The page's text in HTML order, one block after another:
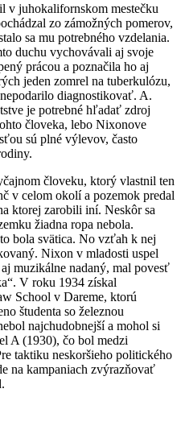
v juhokalifornskom mestečku
zo zámožných pomerov,
sa mu potrebného vzdelania.
duchu vychovávali aj svoje
prácou a poznačila ho aj
jeden zomrel na tuberkulózu,
diagnostikovať. A.
je potrebné hľadať zdroj
človeka, lebo Nixonove
sú plné výlevov, často
človeku, ktorý vlastnil ten
v celom okolí a pozemok predal
ktorej zarobili iní. Neskôr sa
žiadna ropa nebola.
bola svätica. No vzťah k nej
Nixon v mladosti uspel
muzikálne nadaný, mal povesť
V roku 1934 získal
School v Dareme, ktorú
študenta so železnou
najchudobnejší a mohol si
A (1930), čo bol medzi
taktiku neskoršieho politického
na kampaniach zvýrazňovať